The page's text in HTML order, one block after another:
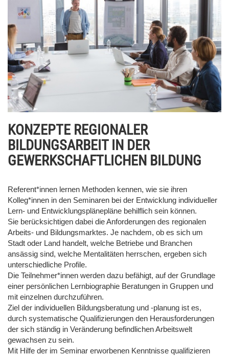
KONZEPTE REGIONALER
BILDUNGSARBEIT IN DER
GEWERKSCHAFTLICHEN BILDUNG
Referent*innen lernen Methoden kennen, wie sie ihren
Kolleg*innen in den Seminaren bei der Entwicklung individueller
Lern- und Entwicklungsplänepläne behilflich sein können.
Sie berücksichtigen dabei die Anforderungen des regionalen
Arbeits- und Bildungsmarktes. Je nachdem, ob es sich um
Stadt oder Land handelt, welche Betriebe und Branchen
ansässig sind, welche Mentalitäten herrschen, ergeben sich
unterschiedliche Profile.
Die Teilnehmer*innen werden dazu befähigt, auf der Grundlage
einer persönlichen Lernbiographie Beratungen in Gruppen und
mit einzelnen durchzuführen.
Ziel der individuellen Bildungsberatung und -planung ist es,
durch systematische Qualifizierungen den Herausforderungen
der sich ständig in Veränderung befindlichen Arbeitswelt
gewachsen zu sein.
Mit Hilfe der im Seminar erworbenen Kenntnisse qualifizieren